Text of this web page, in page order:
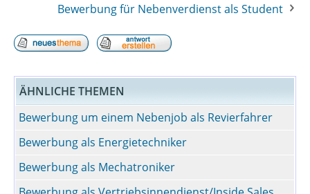
Bewerbung für Nebenverdienst als Student
ÄHNLICHE THEMEN
Bewerbung um einem Nebenjob als Revierfahrer
Bewerbung als Energietechniker
Bewerbung als Mechatroniker